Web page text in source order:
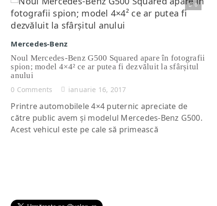
0
Citește articolul complet
Mercedes-Benz
Noul Mercedes-Benz G500 Squared apare în fotografii
spion; model 4×4² ce ar putea fi dezvăluit la sfârșitul
anului
0 Comments
ianuarie 16, 2017
Printre automobilele 4×4 puternic apreciate de
către public avem și modelul Mercedes-Benz G500.
Acest vehicul este pe cale să primească